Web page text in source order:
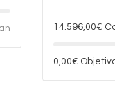
14.596,00€
0,00€